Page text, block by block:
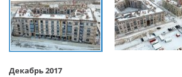
Декабрь 2017